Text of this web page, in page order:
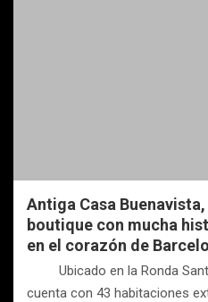
Antiga Casa
boutique con mucha
en el corazón de
Ubicado en la Ronda Sant
cuenta con 43 habitaciones